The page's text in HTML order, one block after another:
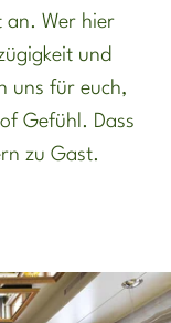
an. Wer hier
und
uns für euch,
Gefühl. Dass
zu Gast.